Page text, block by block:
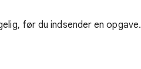
før du indsender en opgave.